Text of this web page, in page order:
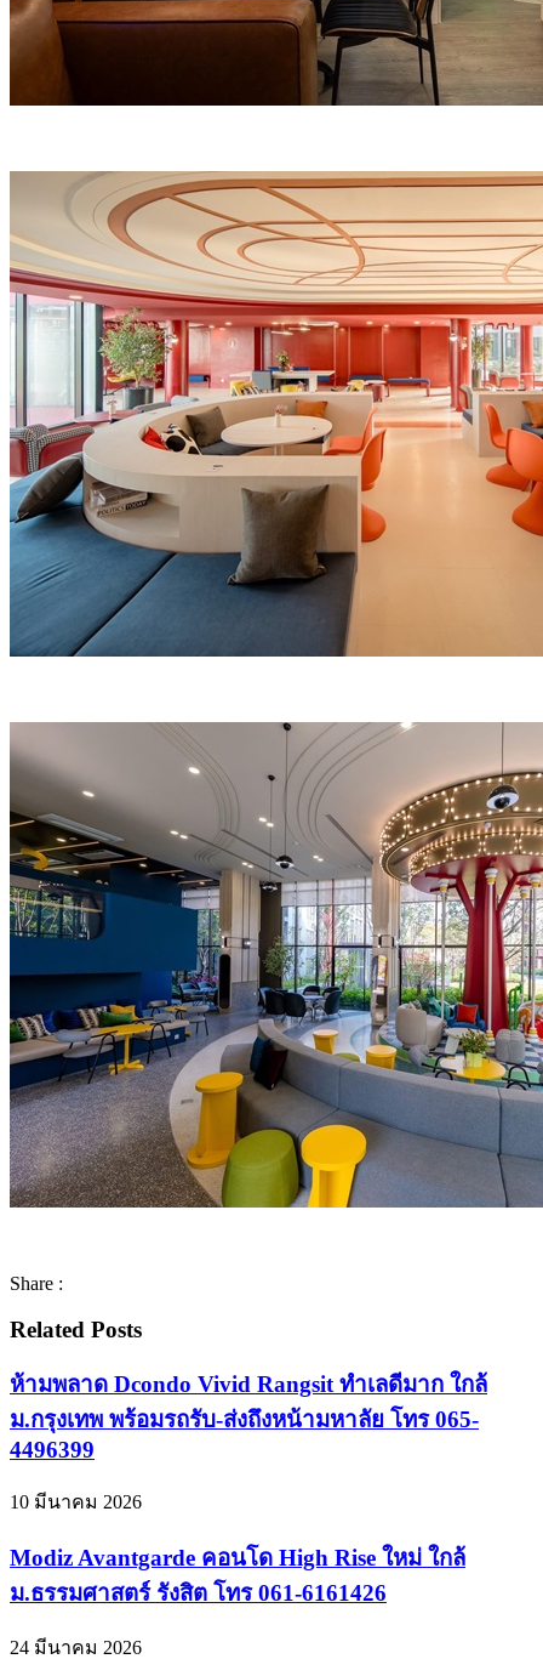
Share :
Related Posts
ห้ามพลาด Dcondo Vivid Rangsit ทำเลดีมาก ใกล้
ม.กรุงเทพ พร้อมรถรับ-ส่งถึงหน้ามหาลัย โทร 065-
4496399
10 มีนาคม 2026
Modiz Avantgarde คอนโด High Rise ใหม่ ใกล้
ม.ธรรมศาสตร์ รังสิต โทร 061-6161426
24 มีนาคม 2026